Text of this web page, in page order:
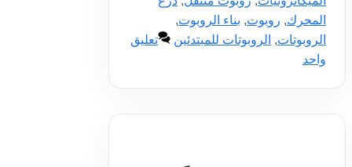
المحرك, روبوت, بناء الروبوت,
الروبوتات, الروبوتات للمبتدئين
تعليق
واحد